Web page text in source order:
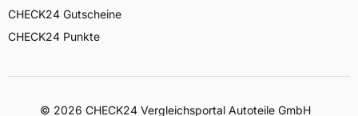
CHECK24 Gutscheine
CHECK24 Punkte
© 2026 CHECK24 Vergleichsportal Autoteile GmbH